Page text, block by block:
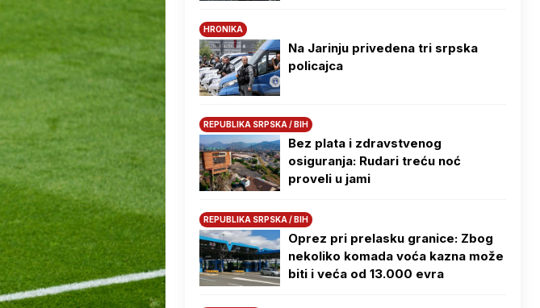
HRONIKA
Na Јarinju privedena tri srpska
policajca
REPUBLIKA SRPSKA / BIH
Bez plata i zdravstvenog
osiguranja: Rudari treću noć
proveli u jami
REPUBLIKA SRPSKA / BIH
Oprez pri prelasku granice: Zbog
nekoliko komada voća kazna može
biti i veća od 13.000 evra